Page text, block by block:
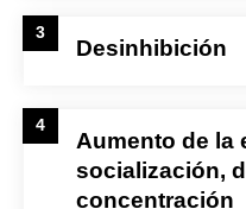
3
Desinhibición
4
Aumento de la
socialización,
concentración